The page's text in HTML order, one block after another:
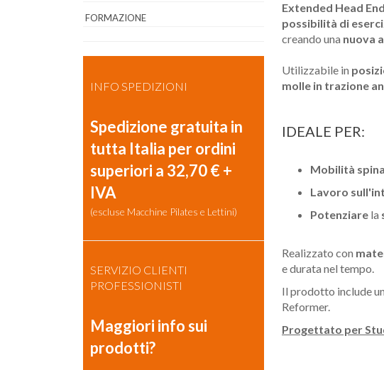
FORMAZIONE
INFO SPEDIZIONI
Spedizione gratuita in
tutta Italia per ordini
superiori a 32,70 € +
IVA
(escluse Macchine Pilates e Lettini)
SERVIZIO CLIENTI
PROFESSIONISTI
Maggiori info sui
prodotti?
Extended Head
possibilità di
creando una nuova
Utilizzabile in
molle in trazione
IDEALE PER:
Mobilità
Lavoro
Potenziare la
Realizzato con
e durata nel tempo.
Il prodotto include
Reformer.
Progettato per